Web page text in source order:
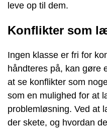
leve op til dem.
Konflikter som
Ingen klasse er fri for
håndteres på, kan gøre
at se konflikter som
som en mulighed for at
problemløsning. Ved at
der skete, og hvordan